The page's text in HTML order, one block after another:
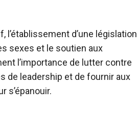
l’établissement d’une législation
sexes et le soutien aux
l’importance de lutter contre
de leadership et de fournir aux
s’épanouir.